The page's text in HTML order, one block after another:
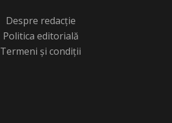
Despre redacție
Politica editorială
Termeni și condiții